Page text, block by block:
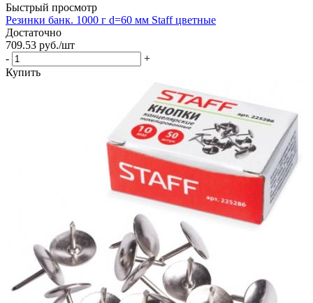
Быстрый просмотр
Резинки банк. 1000 г d=60 мм Staff цветные
Достаточно
709.53 руб./шт
-
+
Купить